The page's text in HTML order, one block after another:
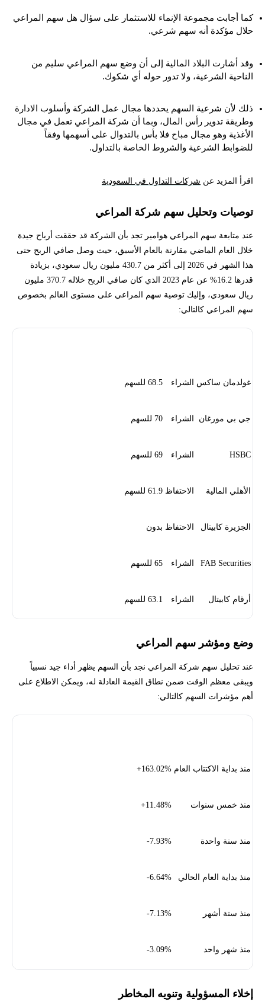
كما أجابت مجموعة الإنماء للاستثمار على سؤال هل سهم المراعي
حلال مؤكدة أنه سهم شرعي.
وقد أشارت البلاد المالية إلى أن وضع سهم المراعي سليم من
الناحية الشرعية، ولا تدور حوله أي شكوك.
ذلك لأن شرعية السهم يحددها مجال عمل الشركة وأسلوب الادارة
وطريقة تدوير رأس المال، وبما أن شركة المراعي تعمل في مجال
الأغذية وهو مجال مباح فلا بأس بالتدوال على أسهمها وفقاً
للضوابط الشرعية والشروط الخاصة بالتداول.
اقرأ المزيد عن شركات التداول في السعودية
توصيات وتحليل سهم شركة المراعي
عند متابعة سهم المراعي هوامير تجد بأن الشركة قد حققت أرباح جيدة
خلال العام الماضي مقارنة بالعام الأسبق، حيث وصل صافي الربح حتى
هذا الشهر في 2026 إلى أكثر من 430.7 مليون ريال سعودي، بزيادة
قدرها 16.2% عن عام 2023 الذي كان صافي الربح خلاله 370.7 مليون
ريال سعودي، وإليك توصية سهم المراعي على مستوى العالم بخصوص
سهم المراعي كالتالي:
غولدمان ساكس الشراء 68.5 للسهم
جي بي مورغان الشراء 70 للسهم
HSBC الشراء 69 للسهم
الأهلي المالية الاحتفاظ 61.9 للسهم
الجزيرة كابيتال الاحتفاظ بدون
FAB Securities الشراء 65 للسهم
أرقام كابيتال الشراء 63.1 للسهم
وضع ومؤشر سهم المراعي
عند تحليل سهم شركة المراعي نجد بأن السهم يظهر أداء جيد نسبياً
ويبقى معظم الوقت ضمن نطاق القيمة العادلة له، ويمكن الاطلاع على
أهم مؤشرات السهم كالتالي:
منذ بداية الاكتتاب العام 163.02%+
منذ خمس سنوات 11.48%+
منذ سنة واحدة 7.93%-
منذ بداية العام الحالي 6.64%-
منذ ستة أشهر 7.13%-
منذ شهر واحد 3.09%-
إخلاء المسؤولية وتنويه المخاطر